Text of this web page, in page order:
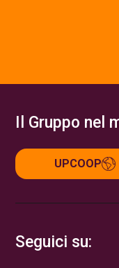
Il Gruppo nel
UPCOOP
Seguici su: